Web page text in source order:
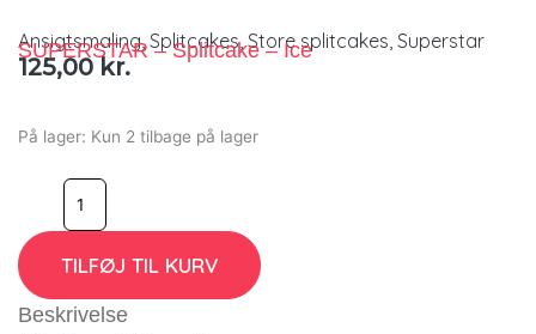
Ansigtsmaling,Splitcakes,Store splitcakes Superstar
SUPERSTAR – Splitcake – Ice
125,00kr.
På lager: Kun 2 tilbage på lager
TILFØJ TIL KURV
Beskrivelse